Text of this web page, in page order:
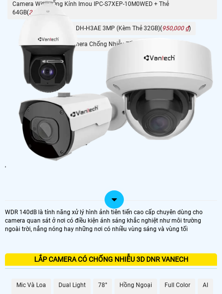
Camera Wifi 2 Ống Kính Imou IPC-S7XEP-10M0WED + Thẻ
64GB(2,100,000 ₫
Camera Dahua DH-H3AE 3MP (Kèm Thẻ 32GB)(950,000 ₫)
Camera Chống Nhiễu Tốt Vantech
'
WDR 140dB là tính năng xử lý hình ảnh tiên tiến cao cấp chuyên dùng cho
camera quan sát ở nơi có điều kiện ánh sáng khắc nghiệt như môi trường
ngoài trời, nắng nóng hay những nơi có nhiều vùng sáng và vùng tối
LẮP CAMERA CÓ CHỐNG NHIỄU 3D DNR VANECH
Mic Và Loa Dual Light 78° Hồng Ngoại Full Color AI